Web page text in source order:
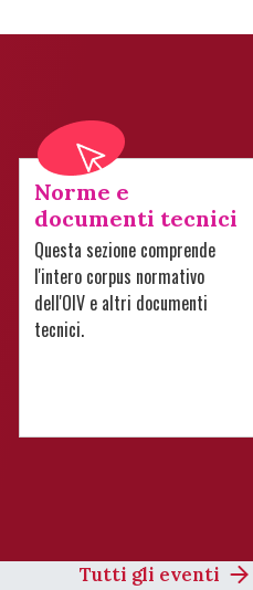
Norme e
documenti tecnici
Questa sezione comprende
l'intero corpus normativo
dell'OIV e altri documenti
tecnici.
Tutti gli eventi